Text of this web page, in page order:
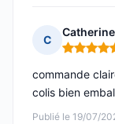
C
Catherine
Note : 5
Publié le 19/07/
commande
colis bien